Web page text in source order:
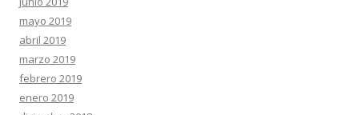
mayo 2019
abril 2019
marzo 2019
febrero 2019
enero 2019